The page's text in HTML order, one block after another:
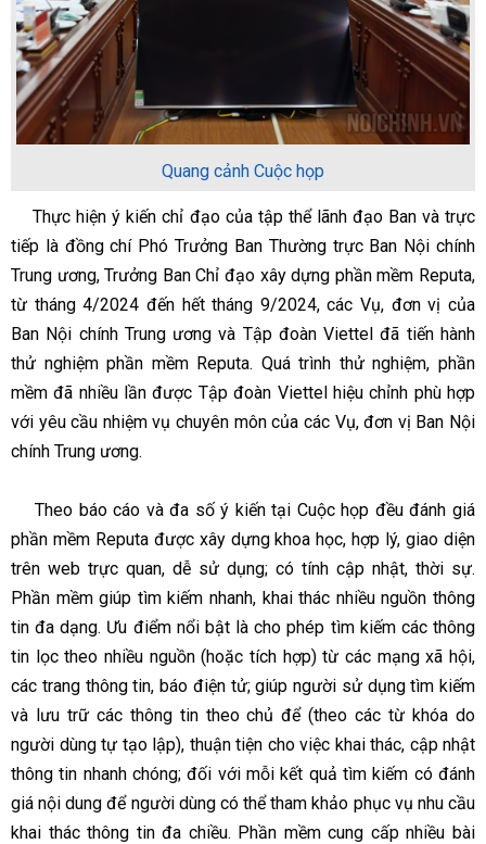
Quang cảnh Cuộc họp
Thực hiện ý kiến chỉ đạo của tập thể lãnh đạo Ban và trực
tiếp là đồng chí Phó Trưởng Ban Thường trực Ban Nội chính
Trung ương, Trưởng Ban Chỉ đạo xây dựng phần mềm Reputa,
từ tháng 4/2024 đến hết tháng 9/2024, các Vụ, đơn vị của
Ban Nội chính Trung ương và Tập đoàn Viettel đã tiến hành
thử nghiệm phần mềm Reputa. Quá trình thử nghiệm, phần
mềm đã nhiều lần được Tập đoàn Viettel hiệu chỉnh phù hợp
với yêu cầu nhiệm vụ chuyên môn của các Vụ, đơn vị Ban Nội
chính Trung ương.
Theo báo cáo và đa số ý kiến tại Cuộc họp đều đánh giá
phần mềm Reputa được xây dựng khoa học, hợp lý, giao diện
trên web trực quan, dễ sử dụng; có tính cập nhật, thời sự.
Phần mềm giúp tìm kiếm nhanh, khai thác nhiều nguồn thông
tin đa dạng. Ưu điểm nổi bật là cho phép tìm kiếm các thông
tin lọc theo nhiều nguồn (hoặc tích hợp) từ các mạng xã hội,
các trang thông tin, báo điện tử; giúp người sử dụng tìm kiếm
và lưu trữ các thông tin theo chủ để (theo các từ khóa do
người dùng tự tạo lập), thuận tiện cho việc khai thác, cập nhật
thông tin nhanh chóng; đối với mỗi kết quả tìm kiếm có đánh
giá nội dung để người dùng có thể tham khảo phục vụ nhu cầu
khai thác thông tin đa chiều. Phần mềm cung cấp nhiều bài